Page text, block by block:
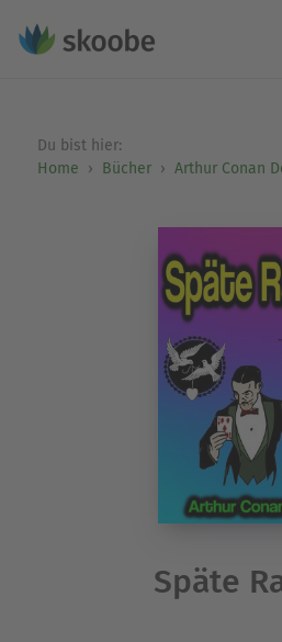
Du bist hier:
Home
Bücher Arthur Conan
Späte